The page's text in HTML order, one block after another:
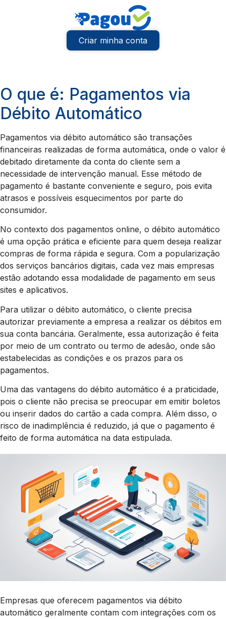
Criar minha conta
O que é: Pagamentos via
Débito Automático
Pagamentos via débito automático são transações
financeiras realizadas de forma automática, onde o valor é
debitado diretamente da conta do cliente sem a
necessidade de intervenção manual. Esse método de
pagamento é bastante conveniente e seguro, pois evita
atrasos e possíveis esquecimentos por parte do
consumidor.
No contexto dos pagamentos online, o débito automático
é uma opção prática e eficiente para quem deseja realizar
compras de forma rápida e segura. Com a popularização
dos serviços bancários digitais, cada vez mais empresas
estão adotando essa modalidade de pagamento em seus
sites e aplicativos.
Para utilizar o débito automático, o cliente precisa
autorizar previamente a empresa a realizar os débitos em
sua conta bancária. Geralmente, essa autorização é feita
por meio de um contrato ou termo de adesão, onde são
estabelecidas as condições e os prazos para os
pagamentos.
Uma das vantagens do débito automático é a praticidade,
pois o cliente não precisa se preocupar em emitir boletos
ou inserir dados do cartão a cada compra. Além disso, o
risco de inadimplência é reduzido, já que o pagamento é
feito de forma automática na data estipulada.
Empresas que oferecem pagamentos via débito
automático geralmente contam com integrações com os